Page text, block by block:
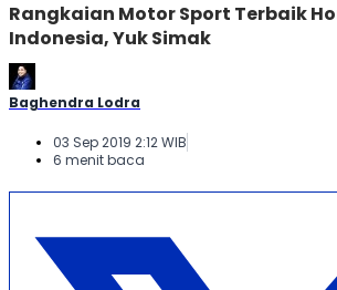
Rangkaian Motor Sport Terbaik
Indonesia, Yuk Simak
Baghendra Lodra
03 Sep 2019 2:12 WIB
6 menit baca